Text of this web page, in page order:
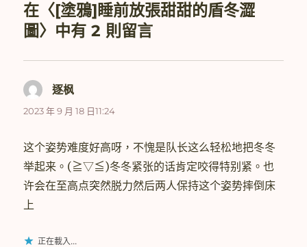
在〈[塗鴉]睡前放張甜甜的盾冬澀
圖〉中有 2 則留言
逐枫
示:
2023 年 9 月 18 日11:24
这个姿势难度好高呀，不愧是队长这么轻松地把冬冬
举起来。(≧▽≦)冬冬紧张的话肯定咬得特别紧。也
许会在至高点突然脱力然后两人保持这个姿势摔倒床
上
正在載入...